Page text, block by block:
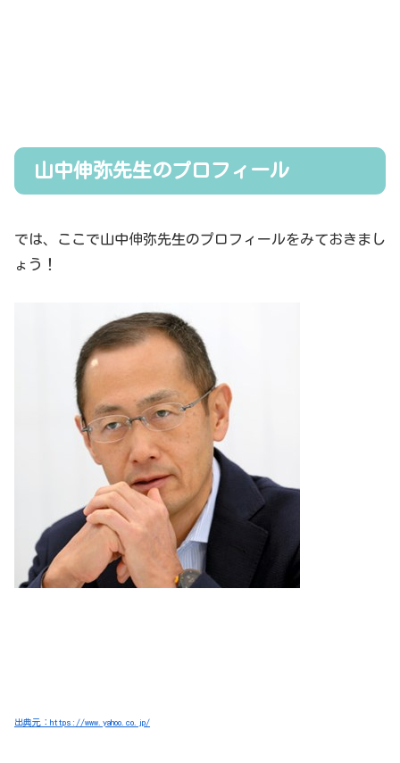
山中伸弥先生のプロフィール
では、ここで山中伸弥先生のプロフィールをみておきまし
ょう！
出典元：https://www.yahoo.co.jp/